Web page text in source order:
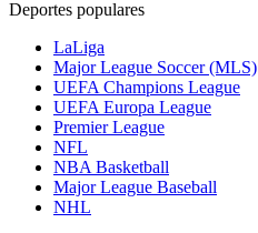
Deportes populares
LaLiga
Major League Soccer (MLS)
UEFA Champions League
UEFA Europa League
Premier League
NFL
NBA Basketball
Major League Baseball
NHL